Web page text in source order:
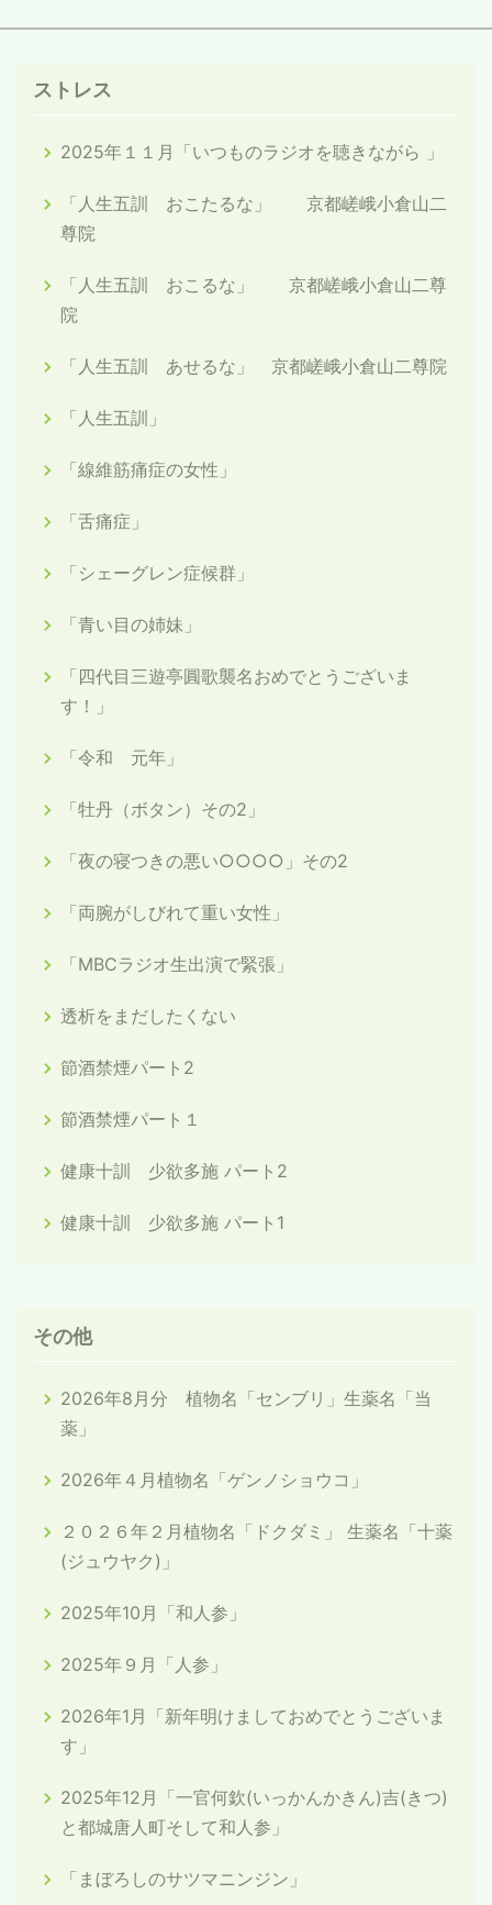
ストレス
2025年１１月「いつものラジオを聴きながら 」
「人生五訓 おこたるな」 京都嵯峨小倉山二
尊院
「人生五訓 おこるな」 京都嵯峨小倉山二尊
院
「人生五訓 あせるな」 京都嵯峨小倉山二尊院
「人生五訓」
「線維筋痛症の女性」
「舌痛症」
「シェーグレン症候群」
「青い目の姉妹」
「四代目三遊亭圓歌襲名おめでとうございま
す！」
「令和 元年」
「牡丹（ボタン）その2」
「夜の寝つきの悪い○○○○」その2
「両腕がしびれて重い女性」
「MBCラジオ生出演で緊張」
透析をまだしたくない
節酒禁煙パート2
節酒禁煙パート１
健康十訓 少欲多施 パート2
健康十訓 少欲多施 パート1
その他
2026年8月分 植物名「センブリ」生薬名「当
薬」
2026年４月植物名「ゲンノショウコ」
２０２６年２月植物名「ドクダミ」 生薬名「十薬
(ジュウヤク)」
2025年10月「和人参」
2025年９月「人参」
2026年1月「新年明けましておめでとうございま
す」
2025年12月「一官何欽(いっかんかきん)吉(きつ)
と都城唐人町そして和人参」
「まぼろしのサツマニンジン」